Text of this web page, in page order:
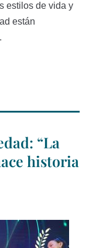
estilos de vida y
están
“La
historia